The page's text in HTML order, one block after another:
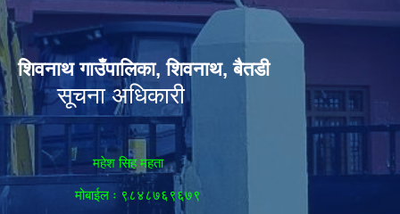
शिवनाथ गाउँपालिका, शिवनाथ, बैतडी
सूचना अधिकारी
महेश सिह महता
मोबाईल ः ९८४८७६९६७९